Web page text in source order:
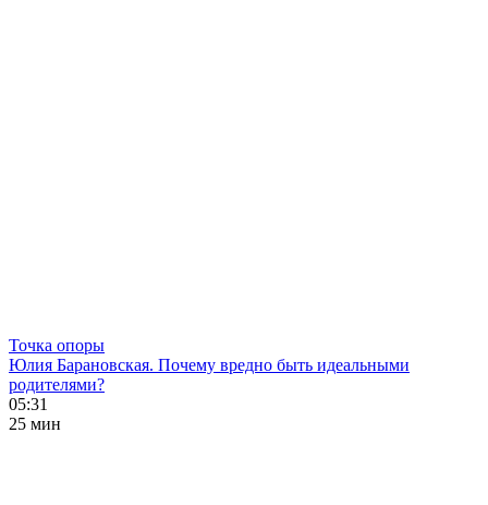
Точка опоры
Юлия Барановская. Почему вредно быть идеальными
родителями?
05:31
25 мин